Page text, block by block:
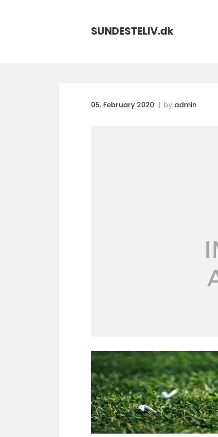
SUNDESTELIV.dk
05. February 2020 by admin